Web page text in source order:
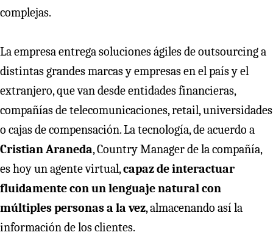
complejas.
La empresa entrega soluciones ágiles de outsourcing a
distintas grandes marcas y empresas en el país y el
extranjero, que van desde entidades financieras,
compañías de telecomunicaciones, retail, universidades
o cajas de compensación. La tecnología, de acuerdo a
Cristian Araneda, Country Manager de la compañía,
es hoy un agente virtual,capaz de interactuar
fluidamente con un lenguaje natural con
múltiples personas a la vez, almacenando así la
información de los clientes.